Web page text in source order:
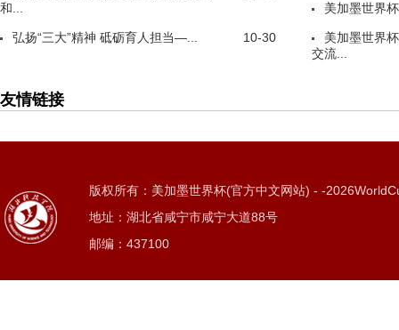
和...
10-30
弘扬“三大”精神 砥砺育人担当—...
美加墨世界
美加墨世界
交流...
友情链接
版权所有：美加墨世界杯(官方中文网站) - -
地址：湖北省咸宁市咸宁大道88号
邮编：437100